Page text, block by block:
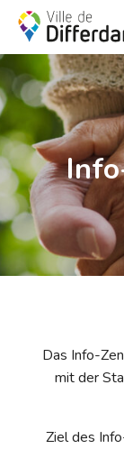
Das Info-
mit der
Ziel des